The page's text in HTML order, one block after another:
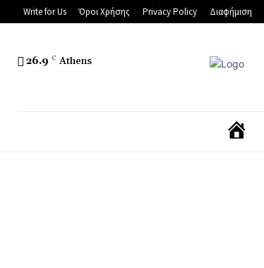
Write for Us Όροι Χρήσης Privacy Policy Διαφήμιση
26.9 C Athens